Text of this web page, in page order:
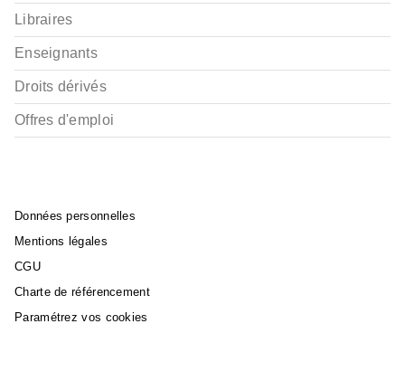
Libraires
Enseignants
Droits dérivés
Offres d'emploi
Données personnelles
Mentions légales
CGU
Charte de référencement
Paramétrez vos cookies